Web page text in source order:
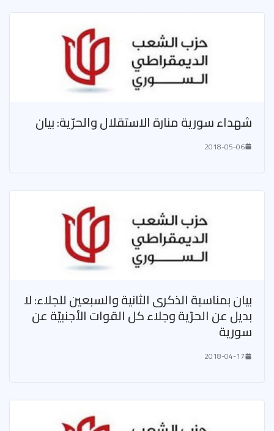
شهداء سورية منارة الاستقلال والحرّية: بيان
2018-05-06
بيان بمناسبة الذكرى الثانية والسبعين للجلاء: لا
بديل عن الحرّية وجلاء كل القوات الأجنبيّة عن
سورية
2018-04-17